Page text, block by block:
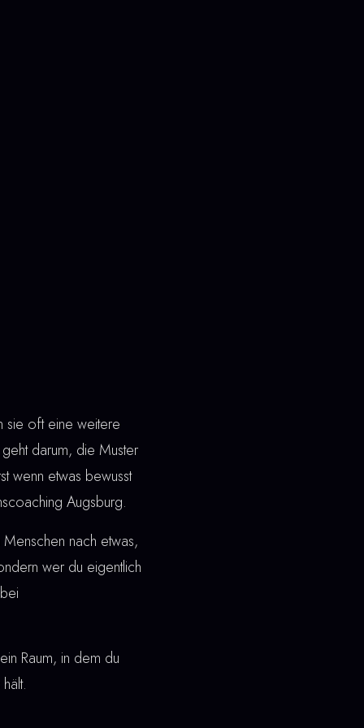
sie oft eine weitere
darum, die Muster
wenn etwas bewusst
Augsburg.
nach etwas,
wer du eigentlich
Raum, in dem du